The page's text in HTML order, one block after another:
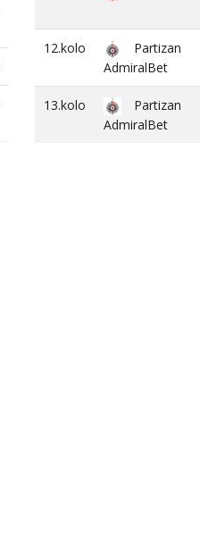
12.kolo
Partizan
AdmiralBet
13.kolo
Partizan
AdmiralBet